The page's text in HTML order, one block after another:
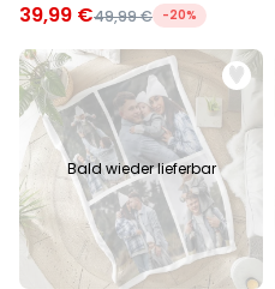
39,99 €49,99 € -20%
Bald wieder lieferbar